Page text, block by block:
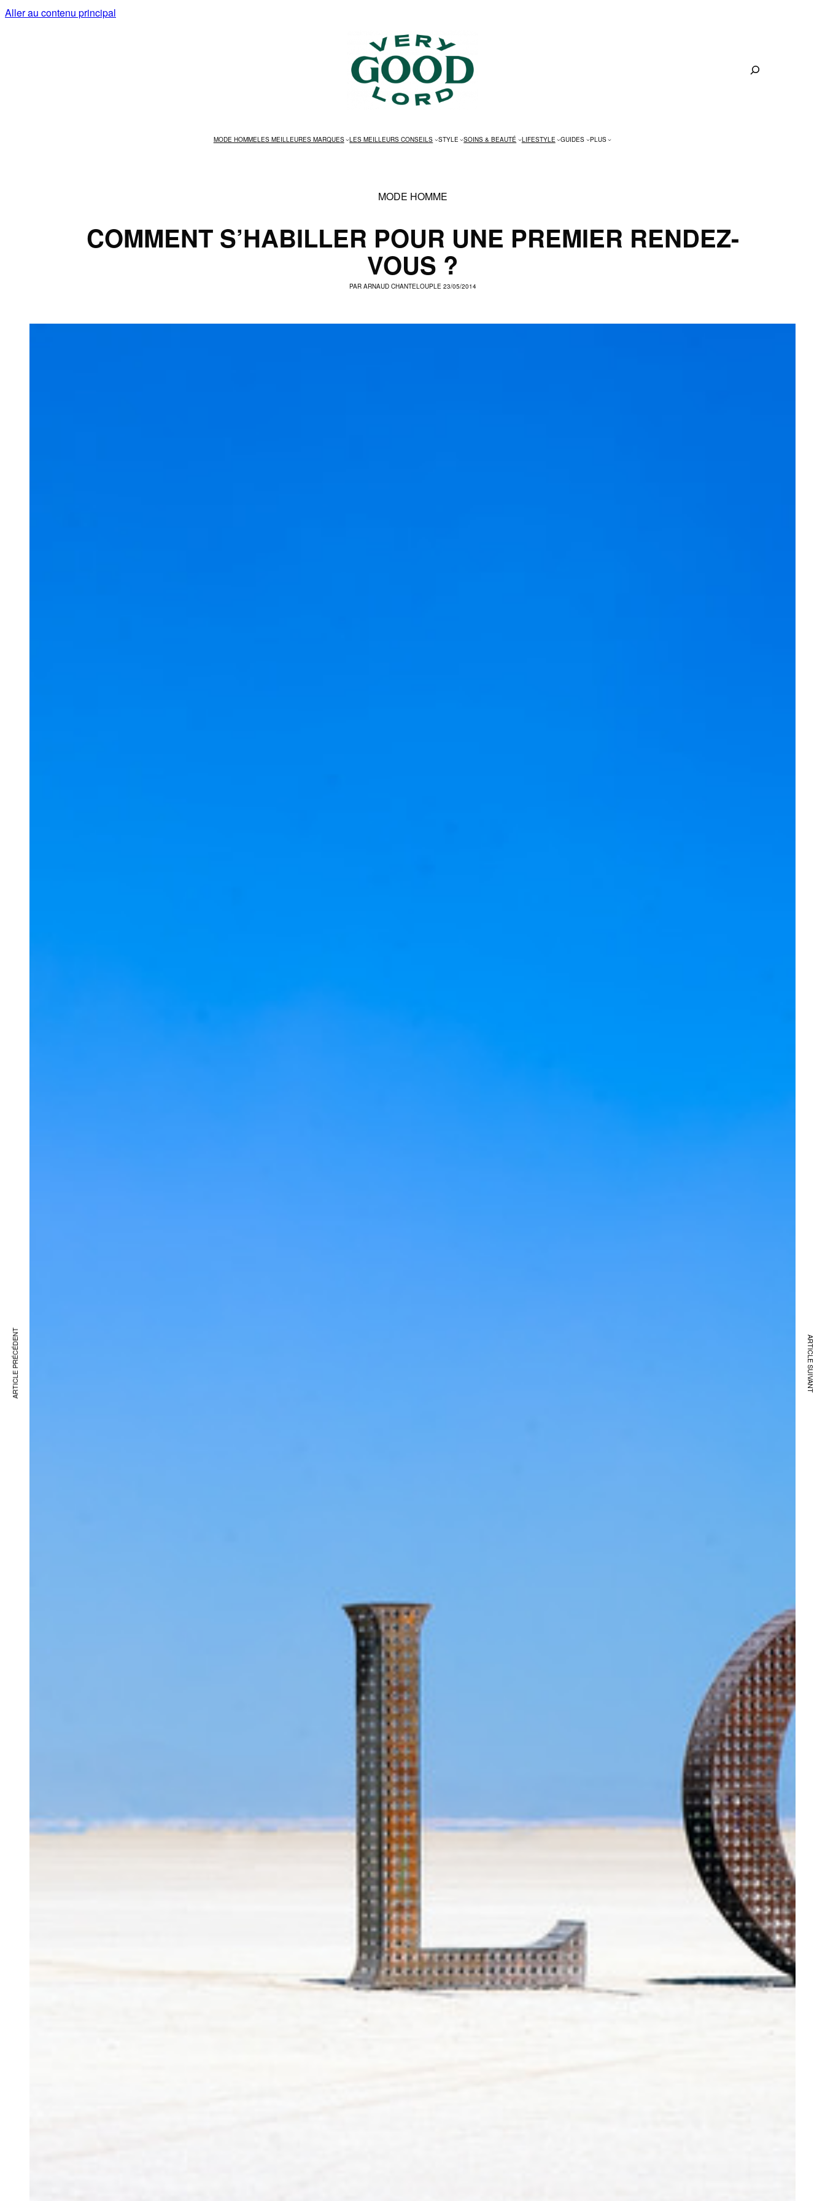
Aller au contenu principal
MODE HOMMELES MEILLEURES MARQUES LES MEILLEURS CONSEILS STYLE SOINS & BEAUTÉ LIFESTYLE GUIDES PLUS
MODE HOMME
COMMENT S’HABILLER POUR UNE PREMIER RENDEZ-
VOUS ?
PAR ARNAUD CHANTELOUPLE 23/05/2014
ARTICLE PRÉCÉDENT ARTICLE SUIVANT